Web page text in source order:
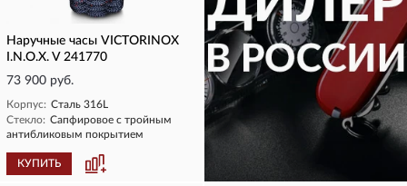
Наручные часы VICTORINOX
I.N.O.X. V 241770
73 900 руб.
Корпус: Сталь 316L
Стекло: Сапфировое с тройным
антибликовым покрытием
КУПИТЬ